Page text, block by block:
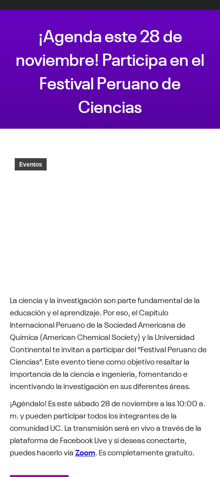
¡Agenda este 28 de
noviembre! Participa en el
Festival Peruano de
Ciencias
Eventos
La ciencia y la investigación son parte fundamental de la
educación y el aprendizaje. Por eso, el Capítulo
Internacional Peruano de la Sociedad Americana de
Química (American Chemical Society) y la Universidad
Continental te invitan a participar del “Festival Peruano de
Ciencias”. Este evento tiene como objetivo resaltar la
importancia de la ciencia e ingeniería, fomentando e
incentivando la investigación en sus diferentes áreas.
¡Agéndalo! Es este sábado 28 de noviembre a las 10:00 a.
m. y pueden participar todos los integrantes de la
comunidad UC. La transmisión será en vivo a través de la
plataforma de Facebook Live y si deseas conectarte,
puedes hacerlo víaZoom. Es completamente gratuito.